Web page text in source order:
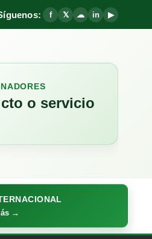
f 𝕏 ☁ in ▶
o servicio
→